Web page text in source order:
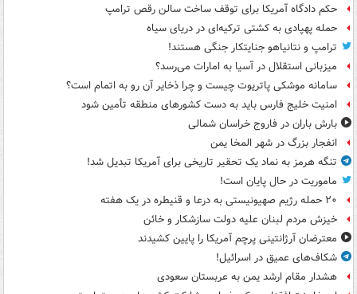
حکم دادگاه آمریکا برای توقف ساخت سالن رقص ترامپ
حمله پهپادی به کشتی ترکیه‌ای در دریای سیاه
ترامپ و نتانیاهو جنایتکار جنگی هستند!
میزبانی استقلال در آسیا به امارات می‌رسد؟
سامانه موشکی پاتریوت چیست و چرا ذخایر آن رو به اتمام است؟
امنیت خلیج فارس باید به دست کشورهای منطقه تأمین شود
بارش باران در فاروج خراسان شمالی
انفجار بزرگ در شهر المخا یمن
تنگه هرمز به نماد یک تحقیر تاریخی برای آمریکا تبدیل شد!
ماموریت در حال پایان است!
۲۰ حمله رژیم صهیونیستی به درعا و قنیطره در یک هفته
خیزش مردم لبنان علیه دولت سازشکار و خائن
معترضان آرژانتینی پرچم آمریکا را پایین کشیدند
شکاف‌های عمیق در اسرائیل!
هشدار مقام ارشد یمن به عربستان سعودی